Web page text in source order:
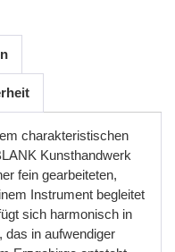
charakteristischen
Kunsthandwerk
fein gearbeiteten,
Instrument begleitet
sich harmonisch in
das in aufwendiger